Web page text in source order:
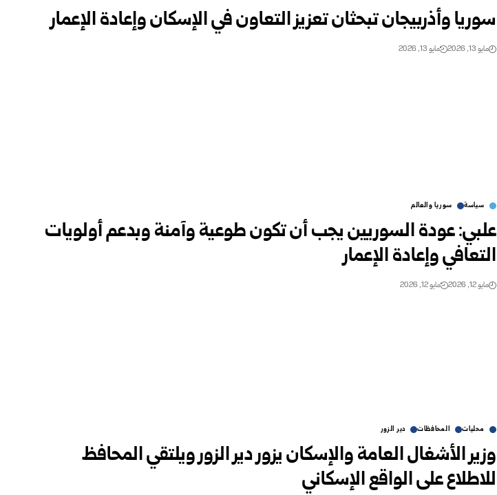
سوريا وأذربيجان تبحثان تعزيز التعاون في الإسكان وإعادة الإعمار
مايو 13, 2026 مايو 13, 2026
سياسة سوريا والعالم
علبي: عودة السوريين يجب أن تكون طوعية وآمنة وبدعم ‏أولويات
التعافي وإعادة الإعمار
مايو 12, 2026 مايو 12, 2026
محليات المحافظات دير الزور
وزير الأشغال العامة والإسكان يزور دير الزور ويلتقي المحافظ
للاطلاع على الواقع الإسكاني